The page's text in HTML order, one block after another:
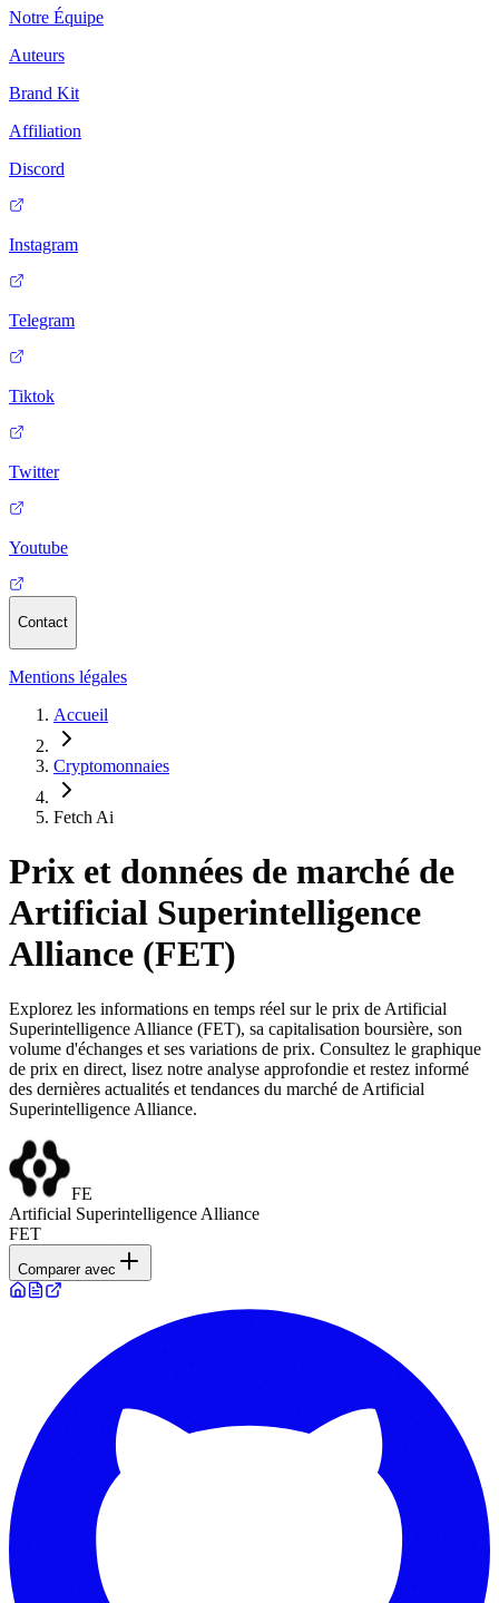
Notre Équipe
Auteurs
Brand Kit
Affiliation
Discord
Instagram
Telegram
Tiktok
Twitter
Youtube
Contact
Mentions légales
Accueil
Cryptomonnaies
Fetch Ai
Prix et données de marché de
Artificial Superintelligence
Alliance (FET)
Explorez les informations en temps réel sur le prix de Artificial
Superintelligence Alliance (FET), sa capitalisation boursière, son
volume d'échanges et ses variations de prix. Consultez le graphique
de prix en direct, lisez notre analyse approfondie et restez informé
des dernières actualités et tendances du marché de Artificial
Superintelligence Alliance.
FE
Artificial Superintelligence Alliance
FET
Comparer avec